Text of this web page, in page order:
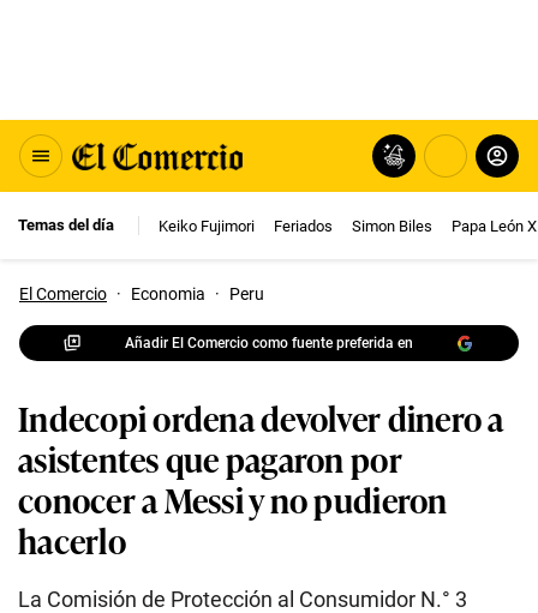
Temas del día Keiko Fujimori Feriados Simon Biles Papa León
El Comercio · Economia · Peru
Añadir El Comercio como fuente preferida en
Indecopi ordena devolver dinero a
asistentes que pagaron por
conocer a Messi y no pudieron
hacerlo
La Comisión de Protección al Consumidor N.° 3